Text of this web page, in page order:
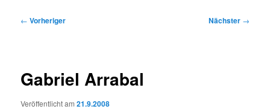
Beitragsnavigation
← Vorheriger Nächster →
Gabriel Arrabal
Veröffentlicht am21.9.2008